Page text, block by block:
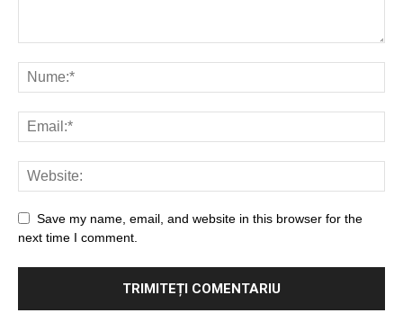
Save my name, email, and website in this browser for the
next time I comment.